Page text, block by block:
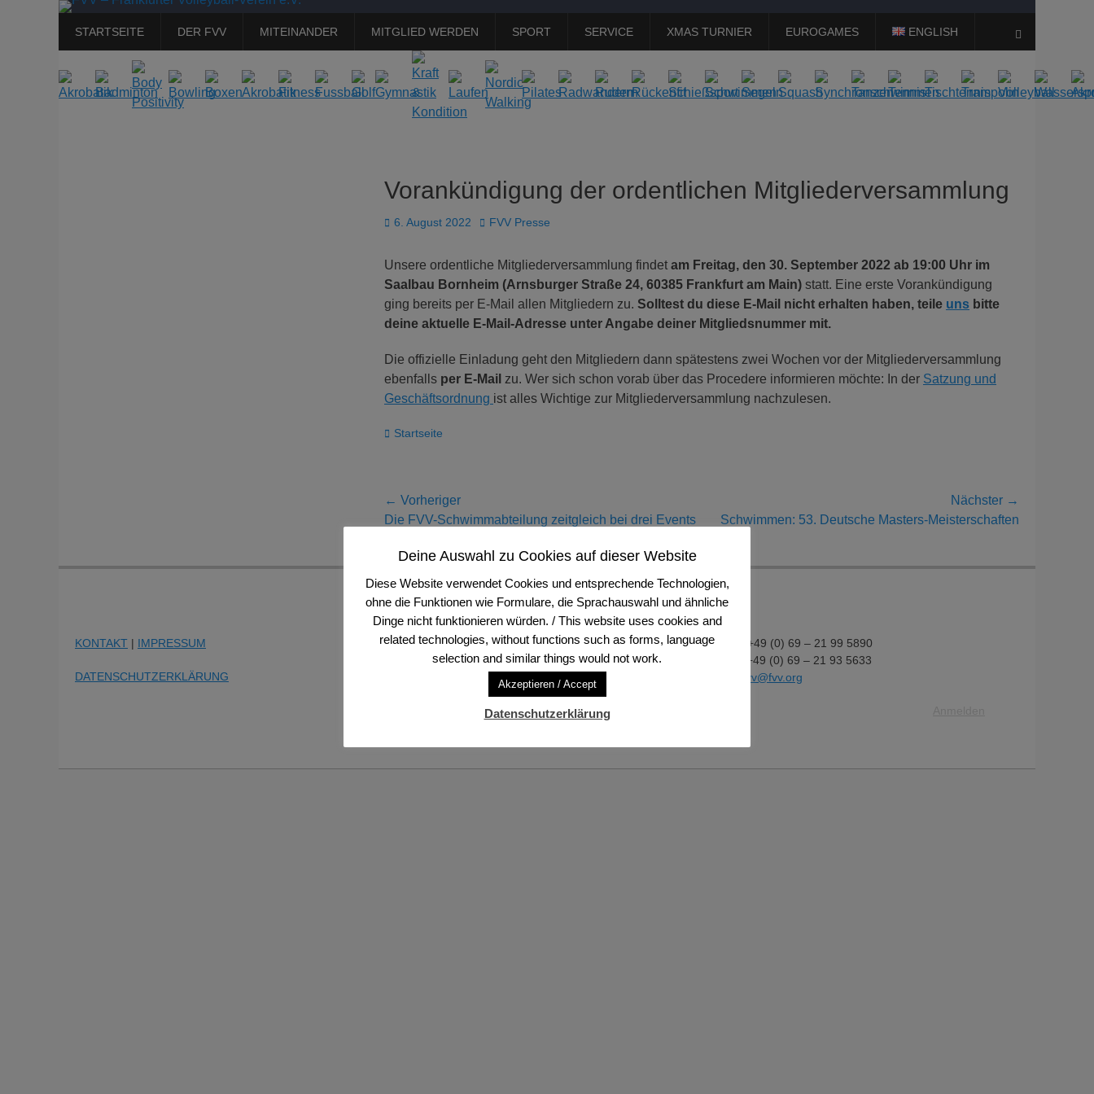
Primäres
Menü
STARTSEITE DER FVV MITEINANDER MITGLIED WERDEN SPORT SERVICE XMAS TURNIER EUROGAMES ENGLISH
Vorankündigung der ordentlichen Mitgliederversammlung
Veröffentlicht
6. August 2022 Autor
FVV Presse
Unsere ordentliche Mitgliederversammlung findet am Freitag, den 30. September 2022 ab 19:00 Uhr im
Saalbau Bornheim (Arnsburger Straße 24, 60385 Frankfurt am Main) statt. Eine erste Vorankündigung
ging bereits per E-Mail allen Mitgliedern zu. Solltest du diese E-Mail nicht erhalten haben, teile uns bitte
deine aktuelle E-Mail-Adresse unter Angabe deiner Mitgliedsnummer mit.
Die offizielle Einladung geht den Mitgliedern dann spätestens zwei Wochen vor der Mitgliederversammlung
ebenfalls per E-Mail zu. Wer sich schon vorab über das Procedere informieren möchte: In der Satzung und
Geschäftsordnung ist alles Wichtige zur Mitgliederversammlung nachzulesen.
Kategorien
Startseite
Beitragsnavigation
← Vorheriger
Vorheriger
Die FVV-Schwimmabteilung zeitgleich bei drei Events
Nächster →
Nächster
Schwimmen: 53. Deutsche Masters-Meisterschaften
KONTAKT | IMPRESSUM
DATENSCHUTZERKLÄRUNG
Anschrift und Sitz
FVV Frankfurter Volleyball-Verein e. V.
Schloßstraße 94
60486 Frankfurt am Main, Deutschland
Telefon: +49 (0) 69 – 21 99 5890
Telefax: +49 (0) 69 – 21 93 5633
fvv@fvv.org
Deine Auswahl zu Cookies auf dieser Website
Diese Website verwendet Cookies und entsprechende Technologien,
ohne die Funktionen wie Formulare, die Sprachauswahl und ähnliche
Dinge nicht funktionieren würden. / This website uses cookies and
related technologies, without functions such as forms, language
selection and similar things would not work.
Akzeptieren / Accept
Datenschutzerklärung